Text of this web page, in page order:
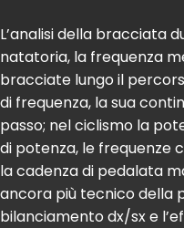
L’analisi della bracciata
natatoria, la frequenza
bracciate lungo il
di frequenza, la sua
passo; nel ciclismo la
di potenza, le frequenze
la cadenza di pedalata
ancora più tecnico della
bilanciamento dx/sx e